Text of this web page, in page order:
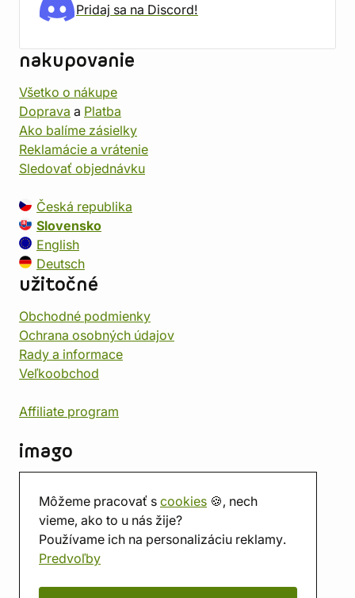
Môžeme pracovať s cookies 🍪, nech
vieme, ako to u nás žije?
Používame ich na personalizáciu reklamy.
Predvoľby
Pridaj sa na Discord!
nakupovanie
Všetko o nákupe
Doprava a Platba
Ako balíme zásielky
Reklamácie a vrátenie
Sledovať objednávku
Česká republika
Slovensko
English
Deutsch
užitočné
Obchodné podmienky
Ochrana osobných údajov
Rady a informace
Veľkoobchod
Affiliate program
imago
Predajňa
Herňa
O nás
Hodnotenie obchodu